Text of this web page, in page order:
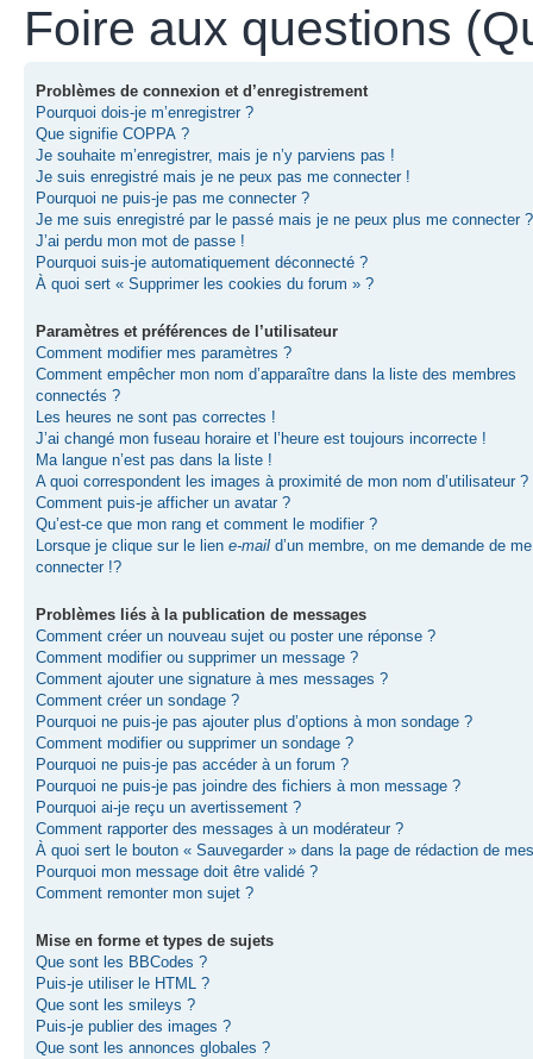
Foire aux questions
Problèmes de connexion et d’enregistrement
Pourquoi dois-je m’enregistrer ?
Que signifie COPPA ?
Je souhaite m’enregistrer, mais je n’y parviens pas !
Je suis enregistré mais je ne peux pas me connecter !
Pourquoi ne puis-je pas me connecter ?
Je me suis enregistré par le passé mais je ne peux plus me connecter
J’ai perdu mon mot de passe !
Pourquoi suis-je automatiquement déconnecté ?
À quoi sert « Supprimer les cookies du forum » ?
Paramètres et préférences de l’utilisateur
Comment modifier mes paramètres ?
Comment empêcher mon nom d’apparaître dans la liste des membres
connectés ?
Les heures ne sont pas correctes !
J’ai changé mon fuseau horaire et l’heure est toujours incorrecte !
Ma langue n’est pas dans la liste !
A quoi correspondent les images à proximité de mon nom d’utilisateur ?
Comment puis-je afficher un avatar ?
Qu’est-ce que mon rang et comment le modifier ?
Lorsque je clique sur le lien e-mail d’un membre, on me demande de me
connecter !?
Problèmes liés à la publication de messages
Comment créer un nouveau sujet ou poster une réponse ?
Comment modifier ou supprimer un message ?
Comment ajouter une signature à mes messages ?
Comment créer un sondage ?
Pourquoi ne puis-je pas ajouter plus d’options à mon sondage ?
Comment modifier ou supprimer un sondage ?
Pourquoi ne puis-je pas accéder à un forum ?
Pourquoi ne puis-je pas joindre des fichiers à mon message ?
Pourquoi ai-je reçu un avertissement ?
Comment rapporter des messages à un modérateur ?
À quoi sert le bouton « Sauvegarder » dans la page de rédaction de
Pourquoi mon message doit être validé ?
Comment remonter mon sujet ?
Mise en forme et types de sujets
Que sont les BBCodes ?
Puis-je utiliser le HTML ?
Que sont les smileys ?
Puis-je publier des images ?
Que sont les annonces globales ?